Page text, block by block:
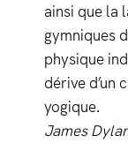
ainsi que la
gymniques
physique
dérive d’un
yogique.
James